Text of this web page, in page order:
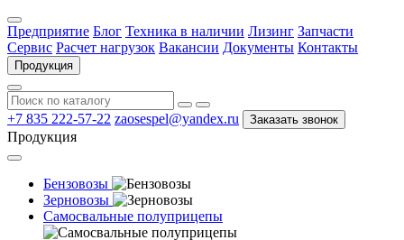
Предприятие Блог Техника в наличии Лизинг Запчасти
Сервис Расчет нагрузок Вакансии Документы Контакты
Продукция
+7 835 222-57-22 zaosespel@yandex.ru Заказать звонок
Продукция
Бензовозы
Зерновозы
Самосвальные полуприцепы